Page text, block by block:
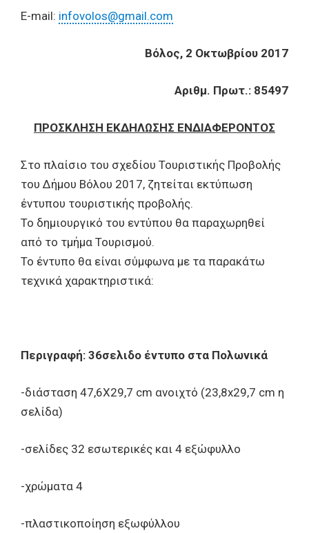
E-mail: infovolos@gmail.com
Βόλος, 2 Οκτωβρίου 2017
Αριθμ. Πρωτ.: 85497
ΠΡΟΣΚΛΗΣΗ ΕΚΔΗΛΩΣΗΣ ΕΝΔΙΑΦΕΡΟΝΤΟΣ
Στο πλαίσιο του σχεδίου Τουριστικής Προβολής
του Δήμου Βόλου 2017, ζητείται εκτύπωση
έντυπου τουριστικής προβολής.
Το δημιουργικό του εντύπου θα παραχωρηθεί
από το τμήμα Τουρισμού.
Το έντυπο θα είναι σύμφωνα με τα παρακάτω
τεχνικά χαρακτηριστικά:
Περιγραφή: 36σελιδο έντυπο στα Πολωνικά
-διάσταση 47,6Χ29,7 cm ανοιχτό (23,8x29,7 cm η
σελίδα)
-σελίδες 32 εσωτερικές και 4 εξώφυλλο
-χρώματα 4
-πλαστικοποίηση εξωφύλλου